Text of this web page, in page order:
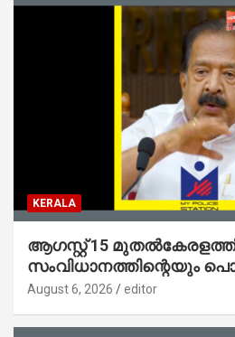
KERALA
ആഗസ്റ്റ് 15
സംവിധാനത്തിന്റെയും
സ്റ്റേഷനുകളുടെയും
August 6, 2026 editor